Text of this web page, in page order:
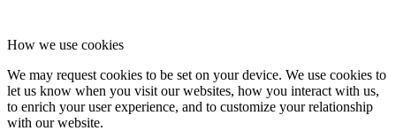
How we use cookies
We may request cookies to be set on your device. We use cookies to
let us know when you visit our websites, how you interact with us,
to enrich your user experience, and to customize your relationship
with our website.